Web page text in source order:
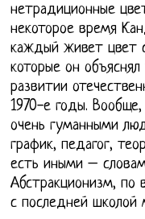
нетрадиционные
некоторое время
каждый живет цвет
которые он
развитии
1970-е годы. Вообще,
очень гуманными
график, педагог,
есть иными –
Абстракционизм, по
с последней школой